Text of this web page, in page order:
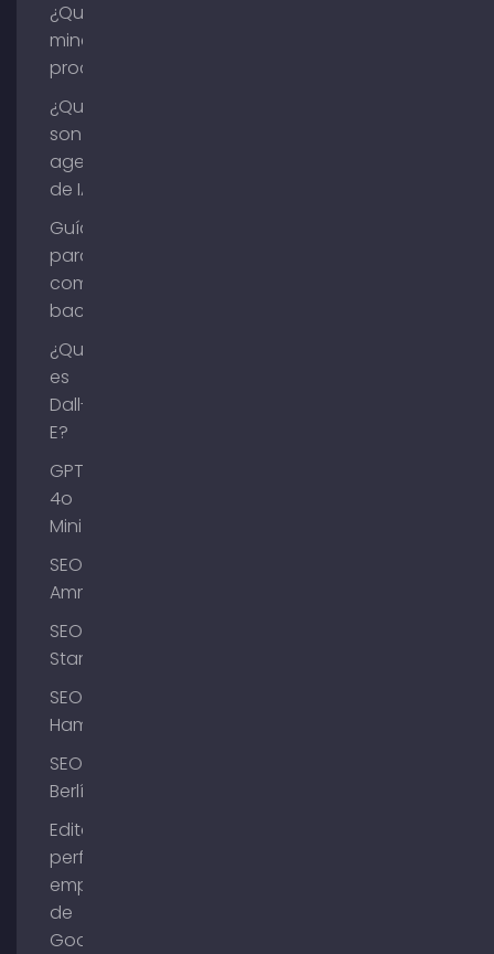
¿Qué es la
minería de
procesos?
¿Qué
son los
agentes
de IA?
Guía
para
comprar
backlinks
¿Qué
es
Dall-
E?
GPT-
4o
Mini
SEO
Ammersee
SEO
Starnberg
SEO
Hamburgo
SEO
Berlín
Editar el
perfil de
empresa
de
Google